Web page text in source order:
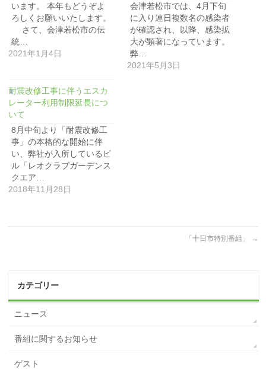
います。 本年もどうぞよ
ろしくお願いいたします。
さて、会津若松市の伝
統…
2021年1月4日
会津若松市では、4月下旬
に入り連日複数名の感染者
が確認され、以降、感染拡
大が顕著になっています。
弊…
2021年5月3日
耐震改修工事に伴うエスカ
レーター利用制限延長につ
いて
8月中旬より「耐震改修工
事」の本格的な開始に伴
い、弊社が入所しているビ
ル「レオクラブガーデンス
クエア…
2018年11月28日
「十日市特別番組」 →
カテゴリー
ニュース
番組に関するお知らせ
ゲスト